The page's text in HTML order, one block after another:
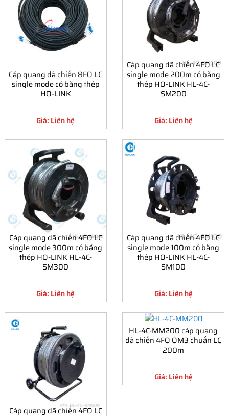
Cáp quang dã chiến 8FO LC
single mode có băng thép
HO-LINK
Giá: Liên hệ
Cáp quang dã chiến 4FO LC
single mode 200m có băng
thép HO-LINK HL-4C-
SM200
Giá: Liên hệ
Cáp quang dã chiến 4FO LC
single mode 300m có băng
thép HO-LINK HL-4C-
SM300
Giá: Liên hệ
Cáp quang dã chiến 4FO LC
single mode 100m có băng
thép HO-LINK HL-4C-
SM100
Giá: Liên hệ
Cáp quang dã chiến 4FO LC
HL-4C-MM200 cáp quang
dã chiến 4FO OM3 chuẩn LC
200m
Giá: Liên hệ